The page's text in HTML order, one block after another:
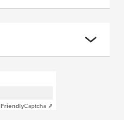
FriendlyCaptcha ⇗